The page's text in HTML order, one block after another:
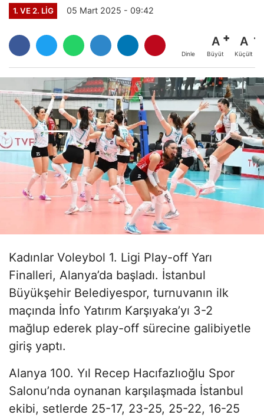
1. VE 2. LIG 05 Mart 2025 - 09:42
Dinle
A
Büyüt
A
Küçült
Kadınlar Voleybol 1. Ligi Play-off Yarı
Finalleri, Alanya’da başladı. İstanbul
Büyükşehir Belediyespor, turnuvanın ilk
maçında İnfo Yatırım Karşıyaka’yı 3-2
mağlup ederek play-off sürecine galibiyetle
giriş yaptı.
Alanya 100. Yıl Recep Hacıfazlıoğlu Spor
Salonu’nda oynanan karşılaşmada İstanbul
ekibi, setlerde 25-17, 23-25, 25-22, 16-25